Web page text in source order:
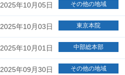
2025年10月05日 その他の地域
2025年10月03日 東京本院
2025年10月01日 中部総本部
2025年09月30日 その他の地域